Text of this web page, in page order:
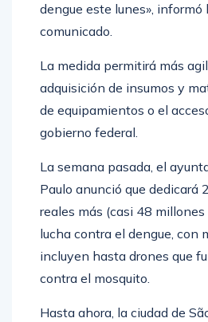
dengue este lunes», informó
comunicado.
La medida permitirá más
adquisición de insumos y
de equipamientos o el
gobierno federal.
La semana pasada, el
Paulo anunció que dedicará
reales más (casi 48 millones
lucha contra el dengue, con
incluyen hasta drones que
contra el mosquito.
Hasta ahora, la ciudad de